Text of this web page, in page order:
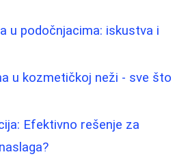
u podočnjacima: iskustva i
u kozmetičkoj neži - sve što
Efektivno rešenje za